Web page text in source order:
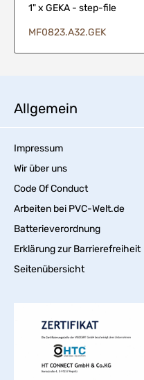
1" x GEKA - step-file
MF0823.A32.GEK
Allgemein
Impressum
Wir über uns
Code Of Conduct
Arbeiten bei PVC-Welt.de
Batterieverordnung
Erklärung zur Barrierefreiheit
Seitenübersicht